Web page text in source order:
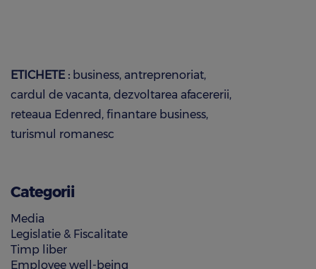
ETICHETE : business antreprenoriat
cardul de vacanta dezvoltarea afacererii
reteaua Edenred finantare business
turismul romanesc
Categorii
Media
Legislatie & Fiscalitate
Timp liber
Employee well-being